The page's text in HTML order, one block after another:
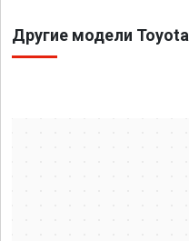
Другие модели Toyota